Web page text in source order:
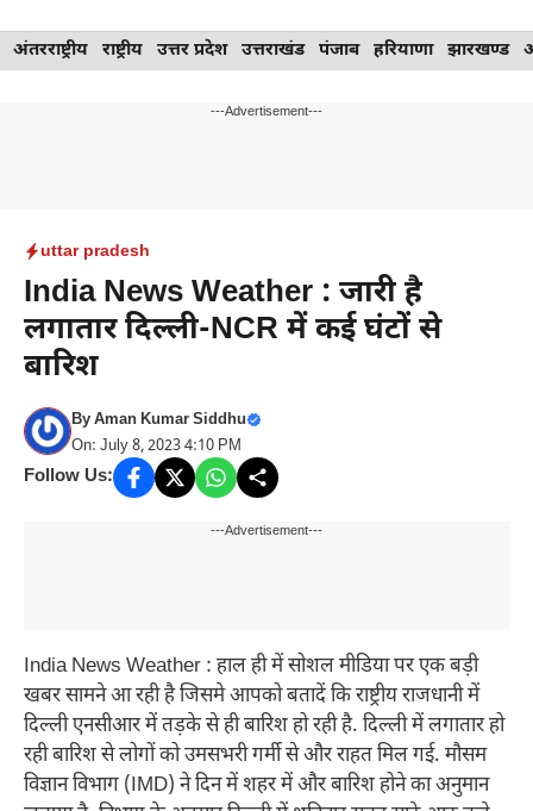
Skip
to
अंतरराष्ट्रीय राष्ट्रीय उत्तर प्रदेश उत्तराखंड पंजाब हरियाणा झारखण्ड
---Advertisement---
uttar pradesh
India News Weather : जारी है
लगातार दिल्ली-NCR में कई घंटों से
बारिश
ByAman Kumar Siddhu
On: July 8, 2023 4:10 PM
Follow Us:
---Advertisement---
India News Weather : हाल ही में सोशल मीडिया पर एक बड़ी
खबर सामने आ रही है जिसमे आपको बतादें कि राष्ट्रीय राजधानी में
दिल्ली एनसीआर में तड़के से ही बारिश हो रही है. दिल्ली में लगातार हो
रही बारिश से लोगों को उमसभरी गर्मी से और राहत मिल गई. मौसम
विज्ञान विभाग (IMD) ने दिन में शहर में और बारिश होने का अनुमान